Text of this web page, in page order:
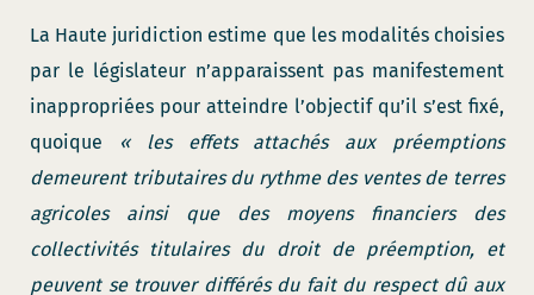
La Haute juridiction estime que les modalités choisies
par le législateur n’apparaissent pas manifestement
inappropriées pour atteindre l’objectif qu’il s’est fixé,
quoique
« les effets attachés aux préemptions
demeurent tributaires du rythme des ventes de terres
agricoles ainsi que des moyens financiers des
collectivités titulaires du droit de préemption, et
peuvent se trouver différés du fait du respect dû aux